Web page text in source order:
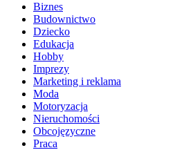
Biznes
Budownictwo
Dziecko
Edukacja
Hobby
Imprezy
Marketing i reklama
Moda
Motoryzacja
Nieruchomości
Obcojęzyczne
Praca